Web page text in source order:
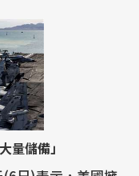
量儲備」